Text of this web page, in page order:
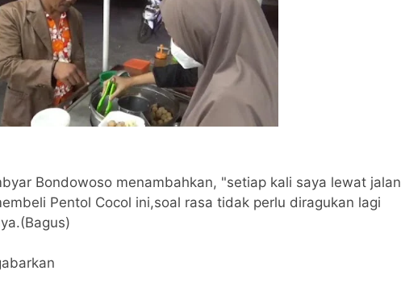
Bondowoso menambahkan, "setiap kali saya lewat jalan
Pentol Cocol ini,soal rasa tidak perlu diragukan lagi